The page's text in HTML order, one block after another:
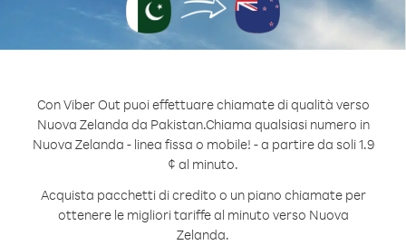
Con Viber Out puoi effettuare chiamate di qualità verso
Nuova Zelanda da Pakistan.Chiama qualsiasi numero in
Nuova Zelanda - linea fissa o mobile! - a partire da soli 1.9
¢ al minuto.
Acquista pacchetti di credito o un piano chiamate per
ottenere le migliori tariffe al minuto verso Nuova
Zelanda.